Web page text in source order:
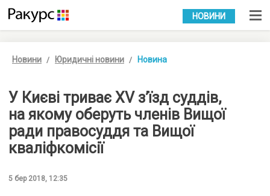
УКР РУС
НОВИНИ
Новини Юридичні новини Новина
У Києві триває XV з’їзд суддів,
на якому оберуть членів Вищої
ради правосуддя та Вищої
кваліфкомісії
5 бер 2018, 12:35